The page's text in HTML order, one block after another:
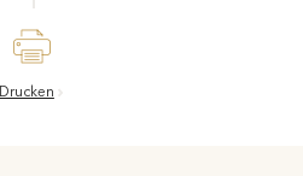
Drucken